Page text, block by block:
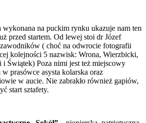
na puckim rynku ukazuje nam ten
przed startem. Od lewej stoi dr Józef
( choć na odwrocie fotografii
kolejności 5 nazwisk: Wrona, Wierzbicki,
i Świątek) Poza nimi jest też miejscowy
prasówce asysta kolarska oraz
w aucie. Nie zabrakło również gapiów,
start sztafety.